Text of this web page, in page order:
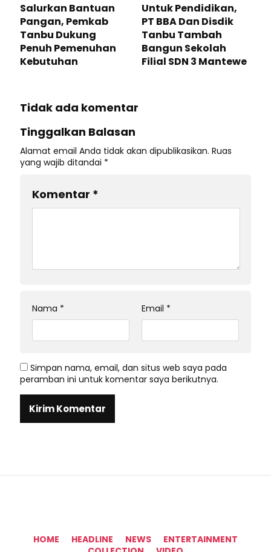
Salurkan Bantuan
Pangan, Pemkab
Tanbu Dukung
Penuh Pemenuhan
Kebutuhan
Untuk Pendidikan,
PT BBA Dan Disdik
Tanbu Tambah
Bangun Sekolah
Filial SDN 3 Mantewe
Tidak ada komentar
Tinggalkan Balasan
Alamat email Anda tidak akan dipublikasikan. Ruas
yang wajib ditandai *
Komentar *
Nama * Email *
Simpan nama, email, dan situs web saya pada
peramban ini untuk komentar saya berikutnya.
HOME HEADLINE NEWS
ENTERTAINMENT